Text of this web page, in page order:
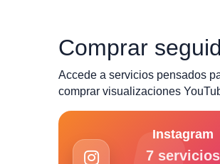
Comprar
Accede a servicios pensados
comprar visualizaciones
Instagram
7 servicios